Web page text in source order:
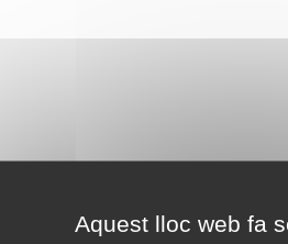
Aquest lloc web fa